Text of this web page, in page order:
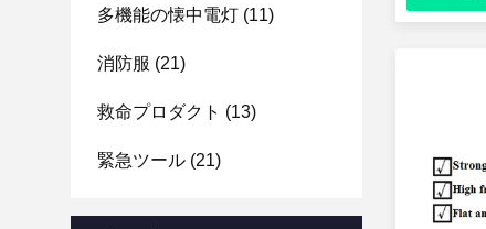
多機能の懐中電灯 (11)
消防服 (21)
救命プロダクト (13)
緊急ツール (21)